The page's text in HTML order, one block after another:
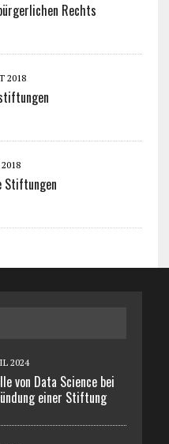
Rechts
2018
Stiftungen
2024
von Data Science bei
einer Stiftung